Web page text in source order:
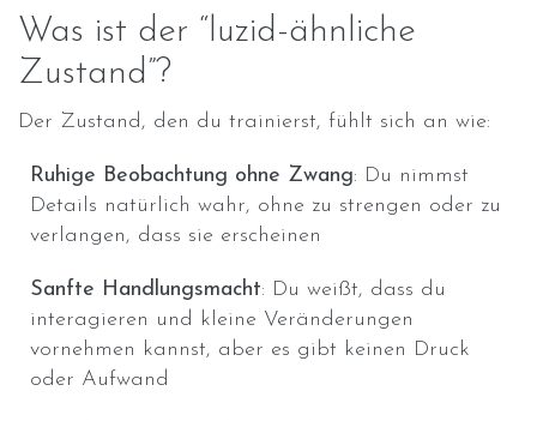
Was ist der “luzid-ähnliche
Zustand”?
Der Zustand, den du trainierst, fühlt sich an wie:
Ruhige Beobachtung ohne Zwang: Du nimmst
Details natürlich wahr, ohne zu strengen oder zu
verlangen, dass sie erscheinen
Sanfte Handlungsmacht: Du weißt, dass du
interagieren und kleine Veränderungen
vornehmen kannst, aber es gibt keinen Druck
oder Aufwand